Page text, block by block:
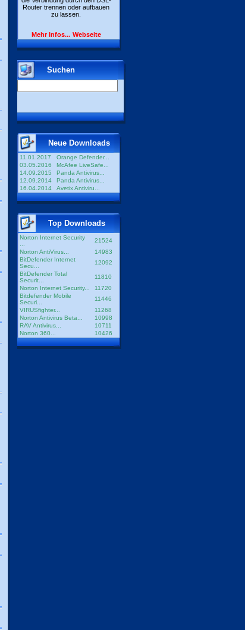
Router trennen oder aufbauen
zu lassen.
Mehr Infos... Webseite
Suchen
Neue Downloads
11.01.2017
Orange Defender...
03.05.2016
McAfee LiveSafe...
14.09.2015
Panda Antivirus...
12.09.2014
Panda Antivirus...
16.04.2014
Avetix Antiviru...
Top Downloads
Norton Internet Security
21524
Norton AntiVirus...
14983
BitDefender Internet
Secu...
12092
BitDefender Total
Securit...
11810
Norton Internet Security...
11720
Bitdefender Mobile
Securi...
11446
VIRUSfighter...
11268
Norton Antivirus Beta...
10998
RAV Antivirus...
10711
Norton 360...
10426